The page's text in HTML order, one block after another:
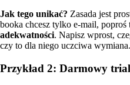
Jak tego unikać? Zasada jest
booka chcesz tylko e-mail,
adekwatności. Napisz wprost,
czy to dla niego uczciwa
Przykład 2: Darmowy